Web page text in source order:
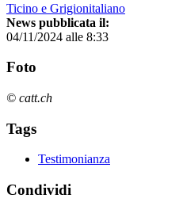
Ticino e Grigionitaliano
News pubblicata il:
04/11/2024 alle 8:33
Foto
© catt.ch
Tags
Testimonianza
Condividi